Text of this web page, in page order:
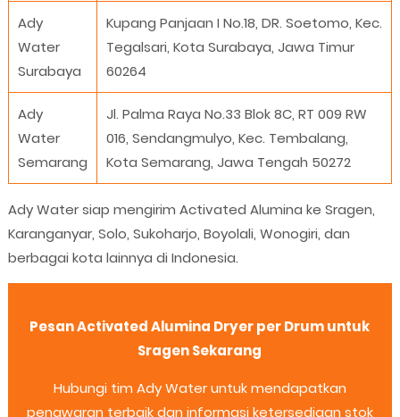
Ady
Water
Surabaya
Kupang Panjaan I No.18, DR. Soetomo, Kec.
Tegalsari, Kota Surabaya, Jawa Timur
60264
Ady
Water
Semarang
Jl. Palma Raya No.33 Blok 8C, RT 009 RW
016, Sendangmulyo, Kec. Tembalang,
Kota Semarang, Jawa Tengah 50272
Ady Water siap mengirim Activated Alumina ke Sragen,
Karanganyar, Solo, Sukoharjo, Boyolali, Wonogiri, dan
berbagai kota lainnya di Indonesia.
Pesan Activated Alumina Dryer per Drum untuk
Sragen Sekarang
Hubungi tim Ady Water untuk mendapatkan
penawaran terbaik dan informasi ketersediaan stok